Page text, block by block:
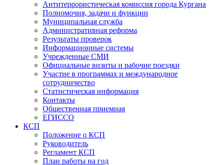
Антитеррористическая комиссия города Кургана
Полномочия, задачи и функции
Муниципальная служба
Административная реформа
Результаты проверок
Информационные системы
Учрежденные СМИ
Официальные визиты и рабочие поездки
Участие в программах и международное
сотрудничество
Статистическая информация
Контакты
Общественная приемная
ЕГИССО
КСП
Положение о КСП
Руководитель
Регламент КСП
План работы на год